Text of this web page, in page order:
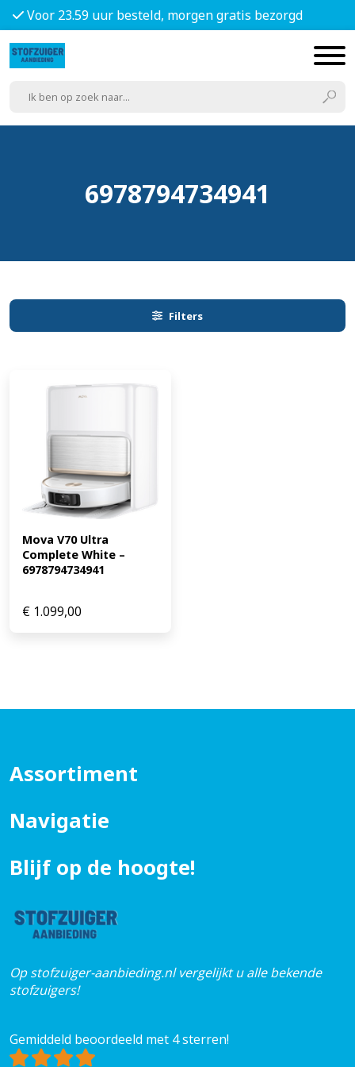
Voor 23.59 uur besteld, morgen gratis bezorgd
6978794734941
Filters
Mova V70 Ultra
Complete White –
6978794734941
€ 1.099,00
Assortiment
Navigatie
Blijf op de hoogte!
Op stofzuiger-aanbieding.nl vergelijkt u alle bekende
stofzuigers!
Gemiddeld beoordeeld met 4 sterren!